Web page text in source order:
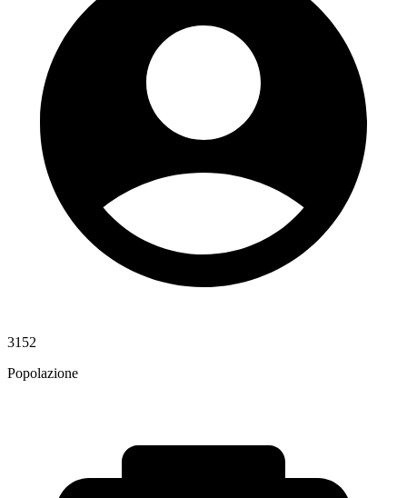
3152
Popolazione